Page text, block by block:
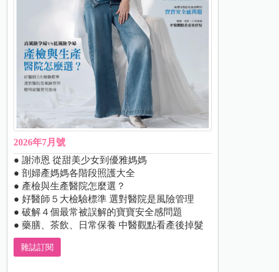
2026年7月號
● 謝沛恩 從甜美少女到優雅媽媽
● 剖婦產媽媽各階段照護大全
● 產檢與生產醫院怎麼選？
● 好醫師５大檢驗標準 選對醫院是風險管理
● 破解４個最常被誤解的寶寶安全感問題
● 藥膳、茶飲、日常保養 中醫觀點看產後掉髮
雜誌訂閱